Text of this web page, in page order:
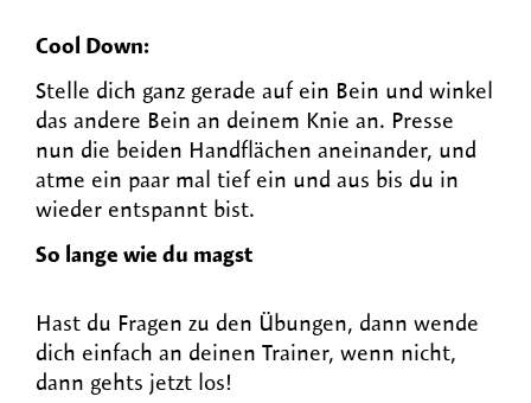
Cool Down:
Stelle dich ganz gerade auf ein Bein und winkel
das andere Bein an deinem Knie an. Presse
nun die beiden Handflächen aneinander, und
atme ein paar mal tief ein und aus bis du in
wieder entspannt bist.
So lange wie du magst
Hast du Fragen zu den Übungen, dann wende
dich einfach an deinen Trainer, wenn nicht,
dann gehts jetzt los!